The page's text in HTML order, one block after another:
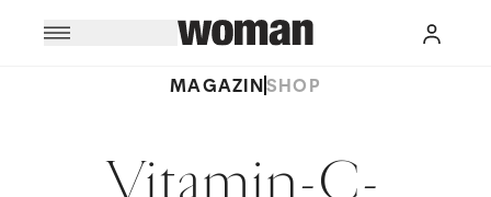
MAGAZINSHOP
Vitamin-C-